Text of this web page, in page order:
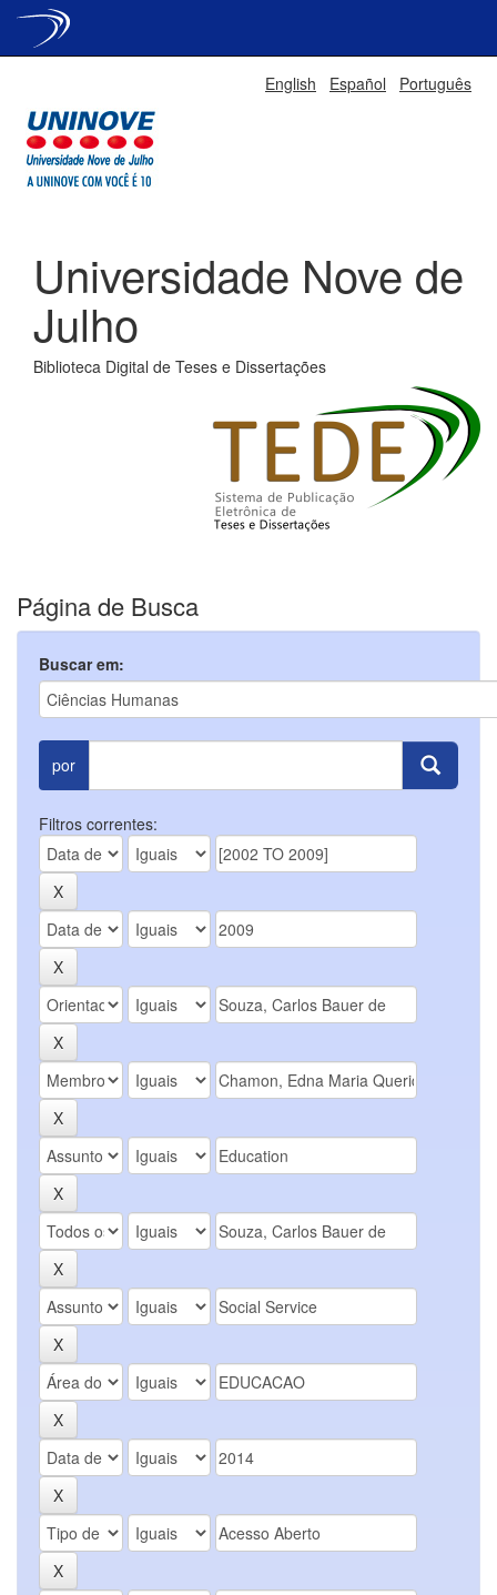
English Español Português
Universidade Nove de
Julho
Biblioteca Digital de Teses e Dissertações
Página de Busca
Buscar em:
por
Filtros correntes: